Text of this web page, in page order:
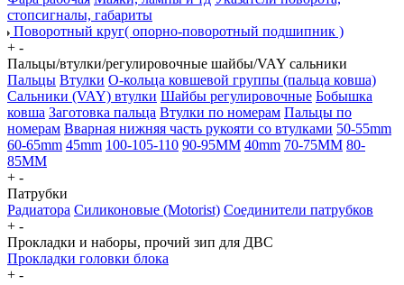
стопсигналы, габариты
Поворотный круг( опорно-поворотный подшипник )
+ -
Пальцы/втулки/регулировочные шайбы/VAY сальники
Пальцы Втулки О-кольца ковшевой группы (пальца ковша)
Сальники (VAY) втулки Шайбы регулировочные Бобышка
ковша Заготовка пальца Втулки по номерам Пальцы по
номерам Вварная нижняя часть рукояти со втулками 50-55mm
60-65mm 45mm 100-105-110 90-95MM 40mm 70-75MM 80-
85MM
+ -
Патрубки
Радиатора Силиконовые (Motorist) Соединители патрубков
+ -
Прокладки и наборы, прочий зип для ДВС
Прокладки головки блока
+ -